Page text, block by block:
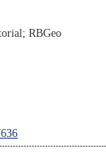
RBGeo